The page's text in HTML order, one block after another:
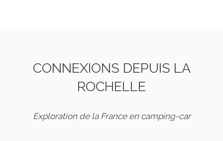
CONNEXIONS DEPUIS LA
ROCHELLE
Exploration de la France en camping-car